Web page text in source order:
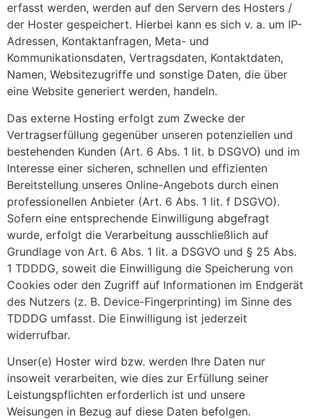
erfasst werden, werden auf den Servern des Hosters /
der Hoster gespeichert. Hierbei kann es sich v. a. um IP-
Adressen, Kontaktanfragen, Meta- und
Kommunikationsdaten, Vertragsdaten, Kontaktdaten,
Namen, Websitezugriffe und sonstige Daten, die über
eine Website generiert werden, handeln.
Das externe Hosting erfolgt zum Zwecke der
Vertragserfüllung gegenüber unseren potenziellen und
bestehenden Kunden (Art. 6 Abs. 1 lit. b DSGVO) und im
Interesse einer sicheren, schnellen und effizienten
Bereitstellung unseres Online-Angebots durch einen
professionellen Anbieter (Art. 6 Abs. 1 lit. f DSGVO).
Sofern eine entsprechende Einwilligung abgefragt
wurde, erfolgt die Verarbeitung ausschließlich auf
Grundlage von Art. 6 Abs. 1 lit. a DSGVO und § 25 Abs.
1 TDDDG, soweit die Einwilligung die Speicherung von
Cookies oder den Zugriff auf Informationen im Endgerät
des Nutzers (z. B. Device-Fingerprinting) im Sinne des
TDDDG umfasst. Die Einwilligung ist jederzeit
widerrufbar.
Unser(e) Hoster wird bzw. werden Ihre Daten nur
insoweit verarbeiten, wie dies zur Erfüllung seiner
Leistungspflichten erforderlich ist und unsere
Weisungen in Bezug auf diese Daten befolgen.